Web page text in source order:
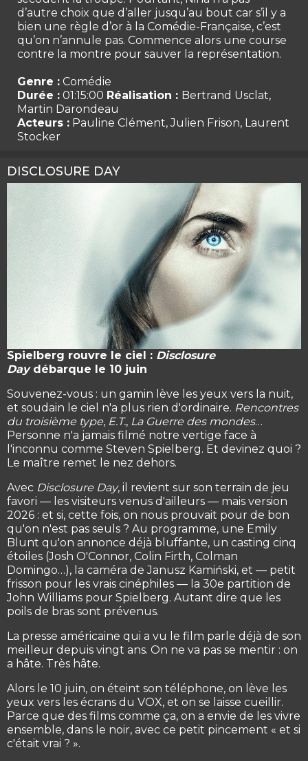
d’autre choix que d’aller jusqu’au bout car s’il y a
bien une règle d’or à la Comédie-Française, c’est
qu’on n’annule pas. Commence alors une course
contre la montre pour sauver la représentation.
Genre : Comédie
Durée : 01:15:00 Réalisation : Bertrand Usclat,
Martin Darondeau
Acteurs : Pauline Clément, Julien Frison, Laurent
Stocker
DISCLOSURE DAY
Spielberg rouvre le ciel : Disclosure
Daydébarque le 10 juin
Souvenez-vous : un gamin lève les yeux vers la nuit,
et soudain le ciel n'a plus rien d'ordinaire. Rencontres
du troisième type, E.T., La Guerre des mondes…
Personne n'a jamais filmé notre vertige face à
l'inconnu comme Steven Spielberg. Et devinez quoi ?
Le maître remet le nez dehors.
Avec Disclosure Day, il revient sur son terrain de jeu
favori — les visiteurs venus d'ailleurs — mais version
2026 : et si, cette fois, on nous prouvait pour de bon
qu'on n'est pas seuls ? Au programme, une Emily
Blunt qu'on annonce déjà bluffante, un casting cinq
étoiles (Josh O'Connor, Colin Firth, Colman
Domingo…), la caméra de Janusz Kamiński, et — petit
frisson pour les vrais cinéphiles — la 30e partition de
John Williams pour Spielberg. Autant dire que les
poils de bras sont prévenus.
La presse américaine qui a vu le film parle déjà de son
meilleur depuis vingt ans. On ne va pas se mentir : on
a hâte. Très hâte.
Alors le 10 juin, on éteint son téléphone, on lève les
yeux vers les écrans du VOX, et on se laisse cueillir.
Parce que des films comme ça, on a envie de les vivre
ensemble, dans le noir, avec ce petit pincement « et si
c'était vrai ? ».